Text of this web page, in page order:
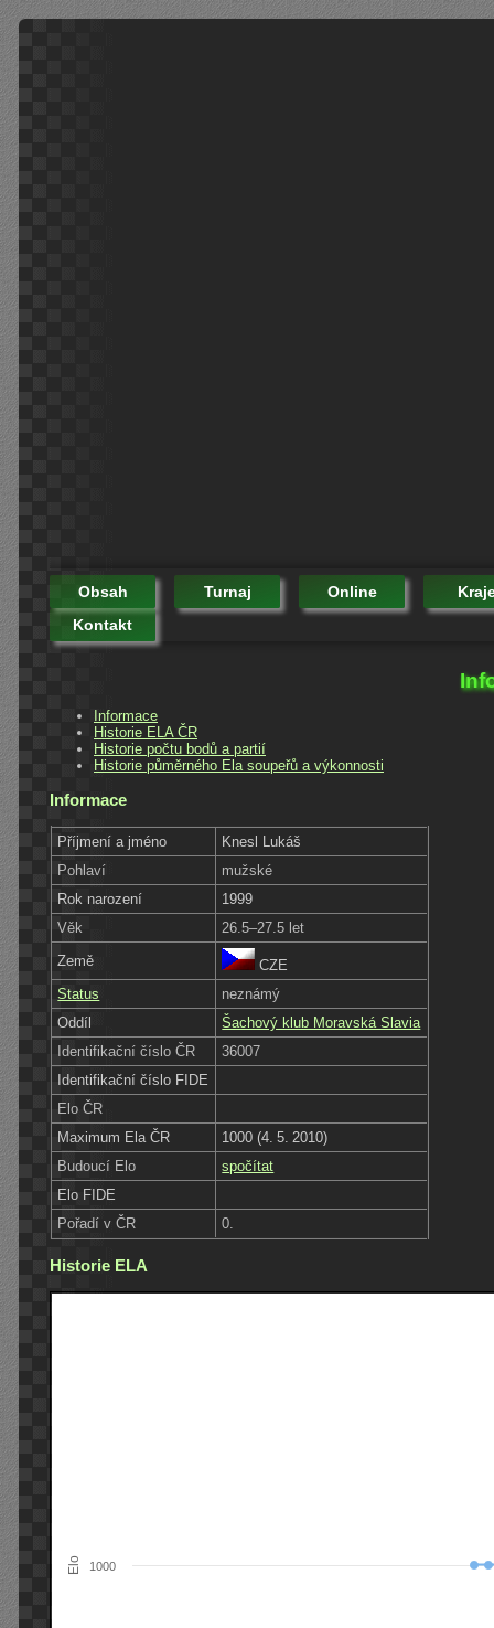
Obsah Turnaj Online
Kontakt
Informace
Historie ELA ČR
Historie počtu bodů a partií
Historie půměrného Ela soupeřů a výkonnosti
Informace
Příjmení a jméno
Knesl Lukáš
Pohlaví
mužské
Rok narození
1999
Věk
26.5–27.5 let
Země
CZE
Status
neznámý
Oddíl
Šachový klub Moravská Slavia
Identifikační číslo ČR
36007
Identifikační číslo FIDE
Elo ČR
Maximum Ela ČR
1000 (4. 5. 2010)
Budoucí Elo
spočítat
Elo FIDE
Pořadí v ČR
0.
Historie ELA
Elo 1000